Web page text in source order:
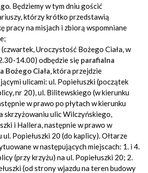
. Będziemy w tym dniu gościć
którzy krótko przedstawią
pracy na misjach i zbiorą wspomniane
(czwartek, Uroczystość Bożego Ciała, w
14.00) odbędzie się parafialna
Bożego Ciała, która przejdzie
ulicami: ul. Popiełuszki (początek
nr 20), ul. Bilitewskiego (w kierunku
w prawo po płytach w kierunku
skrzyżowaniu ulic Wilczyńskiego,
i Hallera, następnie w prawo w
ul. Popiełuszki 20 (do kaplicy). Ołtarze
w następujących miejscach: 1. i 4.
(przy krzyżu) na ul. Popiełuszki 20; 2.
(od strony wjazdu na teren budowy